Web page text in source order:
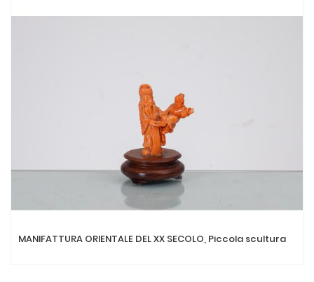
MANIFATTURA ORIENTALE DEL XX SECOLO, Piccola scultura